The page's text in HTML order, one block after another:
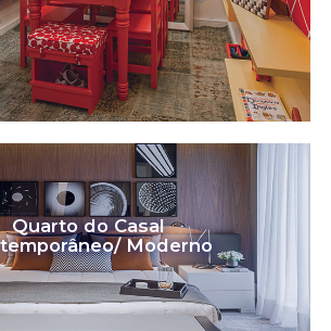
Quarto do Casal
Moderno